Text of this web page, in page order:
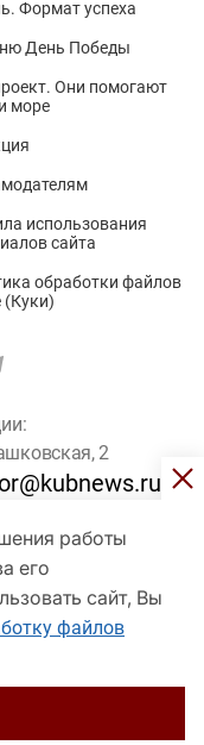
работы
его
сайт, Вы
файлов
Формат успеха
День Победы
Они помогают
море
использования
сайта
обработки файлов
(Куки)
2
16 лет
2017
Федеральной
технологий
Регистрационный
О. Ю.